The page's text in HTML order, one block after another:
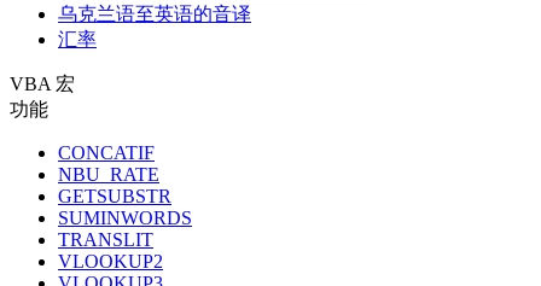
乌克兰语至英语的音译
汇率
VBA 宏
功能
CONCATIF
NBU_RATE
GETSUBSTR
SUMINWORDS
TRANSLIT
VLOOKUP2